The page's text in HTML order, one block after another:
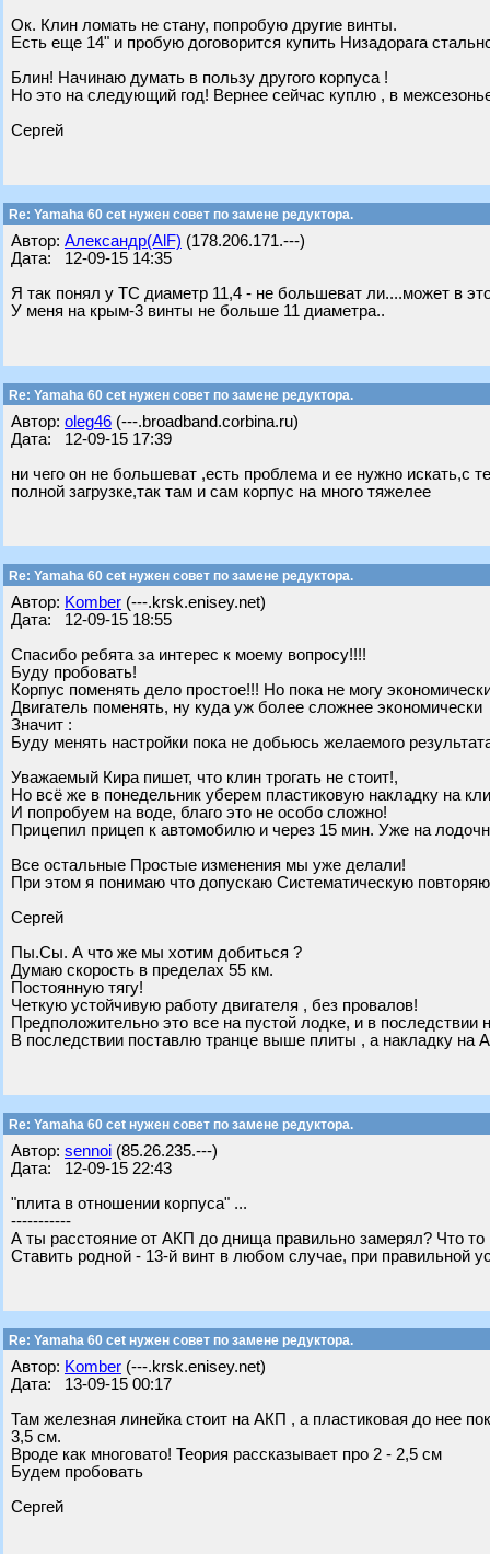
Ок. Клин ломать не стану, попробую другие винты.
Есть еще 14" и пробую договорится купить Низадорага
Блин! Начинаю думать в пользу другого корпуса !
Но это на следующий год! Вернее сейчас куплю , в
Сергей
Re: Yamaha 60 cet нужен совет по замене редуктора.
Автор: Александр(AlF) (178.206.171.---)
Дата: 12-09-15 14:35
Я так понял у ТС диаметр 11,4 - не большеват ли....может в
У меня на крым-3 винты не больше 11 диаметра..
Re: Yamaha 60 cet нужен совет по замене редуктора.
Автор: oleg46 (---.broadband.corbina.ru)
Дата: 12-09-15 17:39
ни чего он не большеват ,есть проблема и ее нужно
полной загрузке,так там и сам корпус на много тяжелее
Re: Yamaha 60 cet нужен совет по замене редуктора.
Автор: Komber (---.krsk.enisey.net)
Дата: 12-09-15 18:55
Спасибо ребята за интерес к моему вопросу!!!!
Буду пробовать!
Корпус поменять дело простое!!! Но пока не могу
Двигатель поменять, ну куда уж более сложнее экономически
Значит :
Буду менять настройки пока не добьюсь желаемого
Уважаемый Кира пишет, что клин трогать не стоит!,
Но всё же в понедельник уберем пластиковую накладку на
И попробуем на воде, благо это не особо сложно!
Прицепил прицеп к автомобилю и через 15 мин. Уже на
Все остальные Простые изменения мы уже делали!
При этом я понимаю что допускаю Систематическую
Сергей
Пы.Сы. А что же мы хотим добиться ?
Думаю скорость в пределах 55 км.
Постоянную тягу!
Четкую устойчивую работу двигателя , без провалов!
Предположительно это все на пустой лодке, и в последствии
В последствии поставлю транце выше плиты , а накладку на
Re: Yamaha 60 cet нужен совет по замене редуктора.
Автор: sennoi (85.26.235.---)
Дата: 12-09-15 22:43
"плита в отношении корпуса" ...
-----------
А ты расстояние от АКП до днища правильно замерял? Что
Ставить родной - 13-й винт в любом случае, при правильной
Re: Yamaha 60 cet нужен совет по замене редуктора.
Автор: Komber (---.krsk.enisey.net)
Дата: 13-09-15 00:17
Там железная линейка стоит на АКП , а пластиковая до нее
3,5 см.
Вроде как многовато! Теория рассказывает про 2 - 2,5 см
Будем пробовать
Сергей